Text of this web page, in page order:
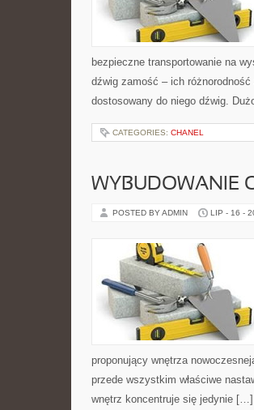
bezpieczne transportowanie na
dźwig zamość – ich
dostosowany do niego dźwig.
CATEGORIES: CHANEL
WYBUDOWANIE
POSTED BY ADMIN LIP - 16 -
proponujący wnętrza
przede wszystkim właściwe
wnętrz koncentruje się jedynie […]